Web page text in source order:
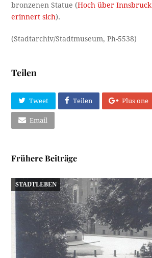
bronzenen Statue (Hoch über
erinnert sich).
(Stadtarchiv/Stadtmuseum, Ph-5538)
Teilen
Tweet Teilen Plus one
Email
Frühere Beiträge
STADTLEBEN